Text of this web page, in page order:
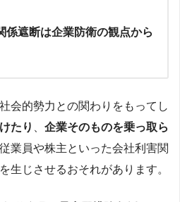
係遮断は企業防衛の観点から
会的勢力との関わりをもってし
たり
企業そのものを乗っ取ら
業員や株主といった会社利害関
生じさせるおそれがあります。